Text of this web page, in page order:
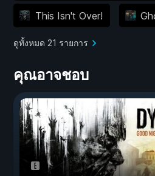
This Isn't Over!
ดูทั้งหมด 21 รายการ
คุณอาจชอบ